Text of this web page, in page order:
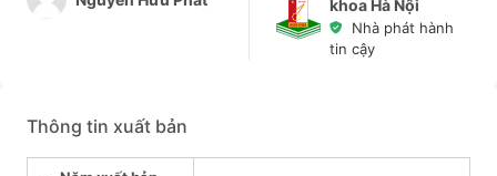
khoa Hà Nội
Nhà phát hành
tin cậy
Thông tin xuất bản